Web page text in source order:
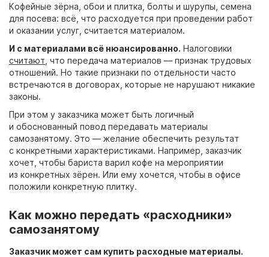
Кофейные зёрна, обои и плитка, болты и шурупы, семена
для посева: всё, что расходуется при проведении работ
и оказании услуг, считается материалом.
И с материалами всё нюансированно. Налоговики
считают , что передача материалов — признак трудовых
отношений. Но такие признаки по отдельности часто
встречаются в договорах, которые не нарушают никакие
законы.
При этом у заказчика может быть логичный
и обоснованный повод передавать материалы
самозанятому. Это — желание обеспечить результат
с конкретными характеристиками. Например, заказчик
хочет, чтобы бариста варил кофе на мероприятии
из конкретных зёрен. Или ему хочется, чтобы в офисе
положили конкретную плитку.
Как можно передать «расходники»
самозанятому
Заказчик может сам купить расходные материалы.